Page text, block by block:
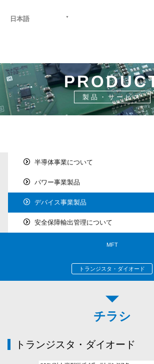
日本語
製品・サービス
半導体事業について
パワー事業製品
デバイス事業製品
安全保障輸出管理について
MFT
トランジスタ・ダイオード
チラシ
トランジスタ・ダイオード